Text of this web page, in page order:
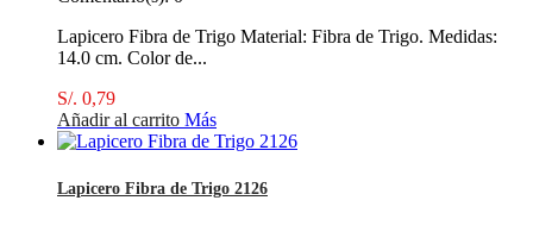
Lapicero Fibra de Trigo Material: Fibra de Trigo. Medidas:
14.0 cm. Color de...
S/. 0,79
Añadir al carrito Más
Lapicero Fibra de Trigo 2126